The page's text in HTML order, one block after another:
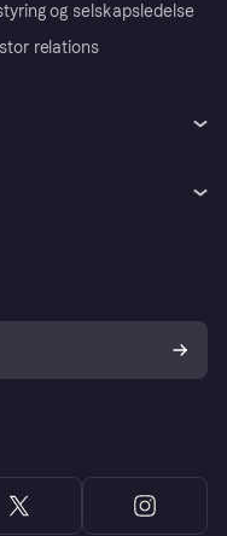
og selskapsledelse
relations